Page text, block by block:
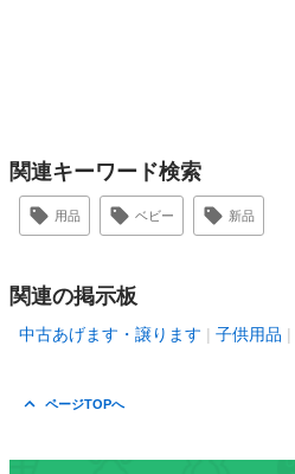
関連キーワード検索
用品 ベビー 新品
関連の掲示板
中古あげます・譲ります 子供用品
ページTOPへ